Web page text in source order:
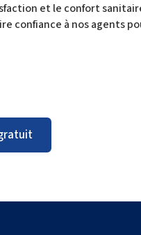
et le confort
confiance à nos agents